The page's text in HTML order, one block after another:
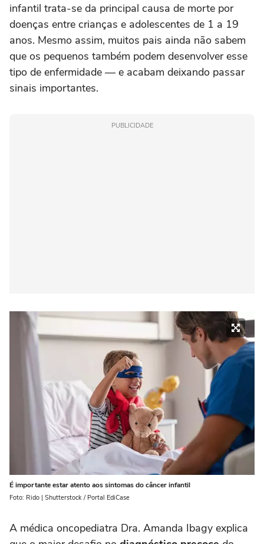
infantil trata-se da principal causa de morte por
doenças entre crianças e adolescentes de 1 a 19
anos. Mesmo assim, muitos pais ainda não sabem
que os pequenos também podem desenvolver esse
tipo de enfermidade — e acabam deixando passar
sinais importantes.
PUBLICIDADE
É importante estar atento aos sintomas do câncer infantil
Foto: Rido | Shutterstock / Portal EdiCase
A médica oncopediatra Dra. Amanda Ibagy explica